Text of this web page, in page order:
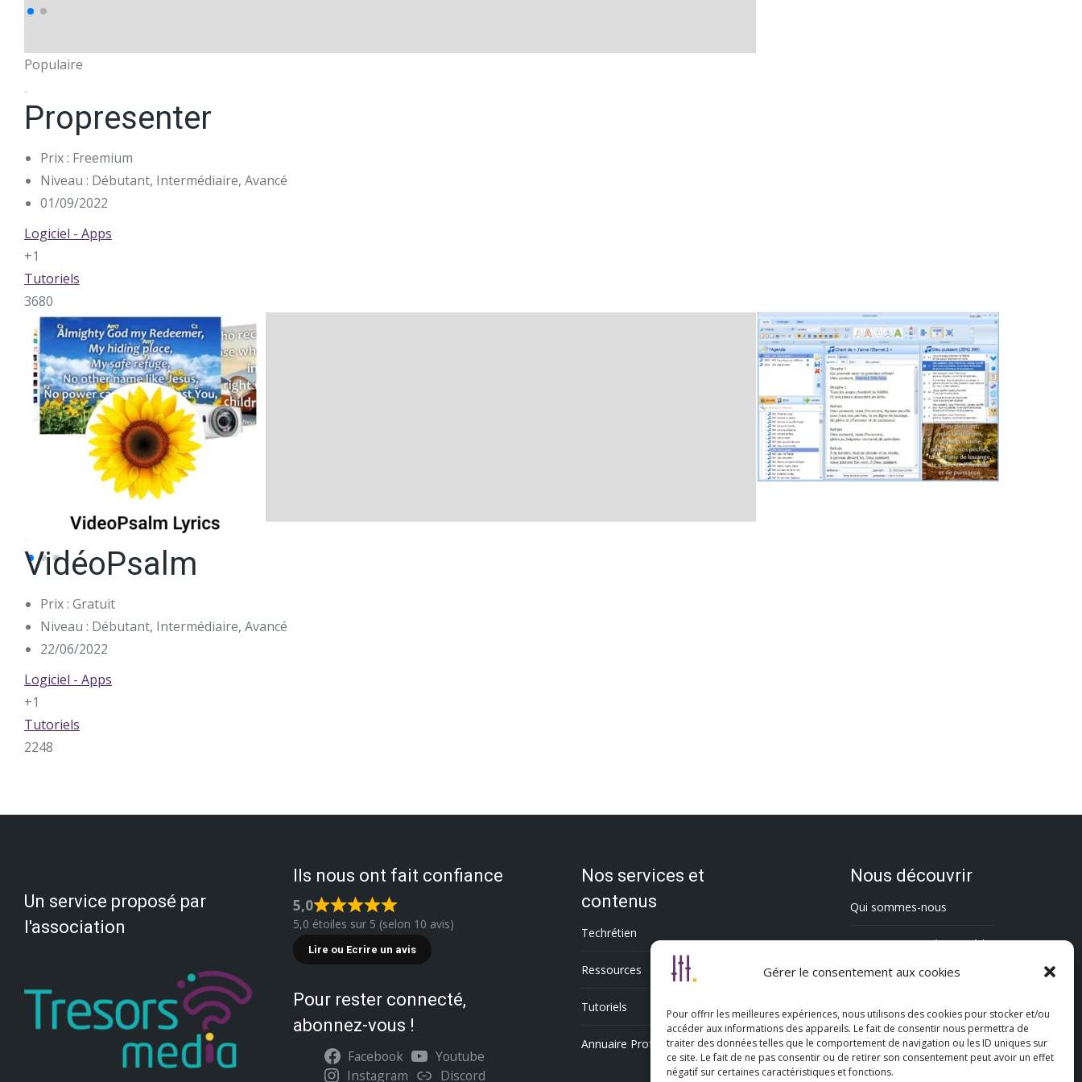
Gérer le consentement aux cookies
Pour offrir les meilleures expériences, nous utilisons des cookies pour stocker et/ou
accéder aux informations des appareils. Le fait de consentir nous permettra de
traiter des données telles que le comportement de navigation ou les ID uniques sur
ce site. Le fait de ne pas consentir ou de retirer son consentement peut avoir un effet
négatif sur certaines caractéristiques et fonctions.
Populaire
Propresenter
Prix : Freemium
Niveau : Débutant, Intermédiaire, Avancé
01/09/2022
Logiciel - Apps
+1
Tutoriels
3680
VidéoPsalm
Prix : Gratuit
Niveau : Débutant, Intermédiaire, Avancé
22/06/2022
Logiciel - Apps
+1
Tutoriels
2248
Un service proposé par
l'association
Ils nous ont fait confiance
5,0
5,0 étoiles sur 5 (selon 10 avis)
Lire ou Ecrire un avis
Pour rester connecté,
abonnez-vous !
Facebook
Youtube
Instagram
Discord
Nos services et
contenus
Techrétien
Ressources
Tutoriels
Annuaire Professionnel
Nous découvrir
Qui sommes-nous
L’association Trésorsmédia
Contact
Politique de cookies (UE)
Mentions légales